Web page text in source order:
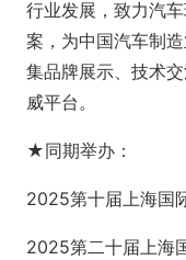
行业发展，致力汽
案，为中国汽车制
集品牌展示、技术
威平台。
★同期举办：
2025第十届上海国
2025第二十届上海